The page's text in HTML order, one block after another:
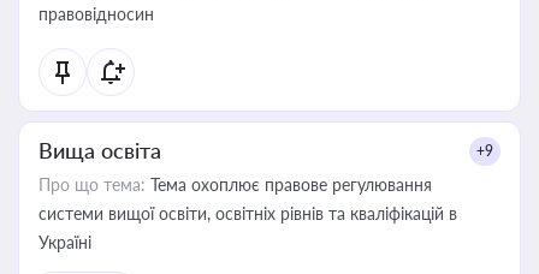
правовідносин
Вища освіта +9
Про що тема: Тема охоплює правове регулювання
системи вищої освіти, освітніх рівнів та кваліфікацій в
Україні